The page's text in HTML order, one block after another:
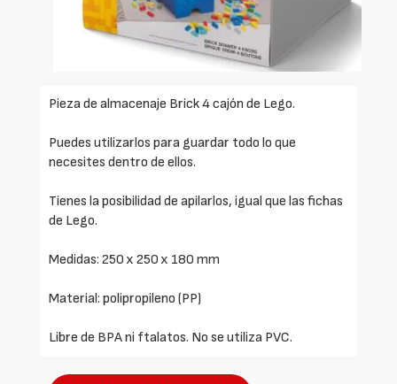
Pieza de almacenaje Brick 4 cajón de Lego.
Puedes utilizarlos para guardar todo lo que
necesites dentro de ellos.
Tienes la posibilidad de apilarlos, igual que las fichas
de Lego.
Medidas: 250 x 250 x 180 mm
Material: polipropileno (PP)
Libre de BPA ni ftalatos. No se utiliza PVC.